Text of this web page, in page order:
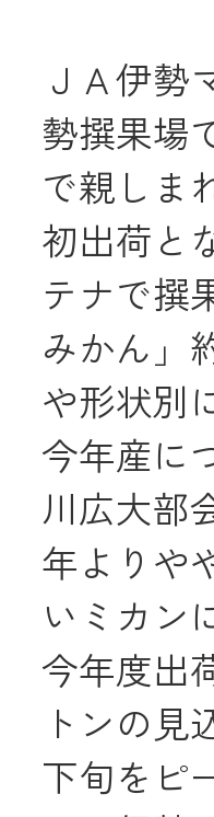
食
JAバ
JA共
くら
JA伊
ＪＡ伊勢
勢撰果場
で親しま
初出荷と
テナで撰
みかん」
や形状別
今年産に
川広大部
年よりや
いミカン
今年度出
トンの
下旬をピ